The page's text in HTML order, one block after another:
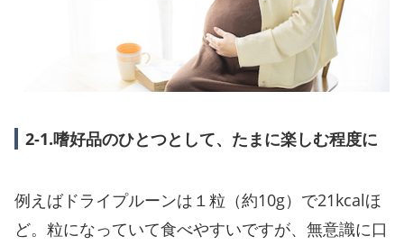
2-1.嗜好品のひとつとして、たまに楽しむ程度に
例えばドライプルーンは１粒（約10g）で21kcalほ
ど。粒になっていて食べやすいですが、無意識に口